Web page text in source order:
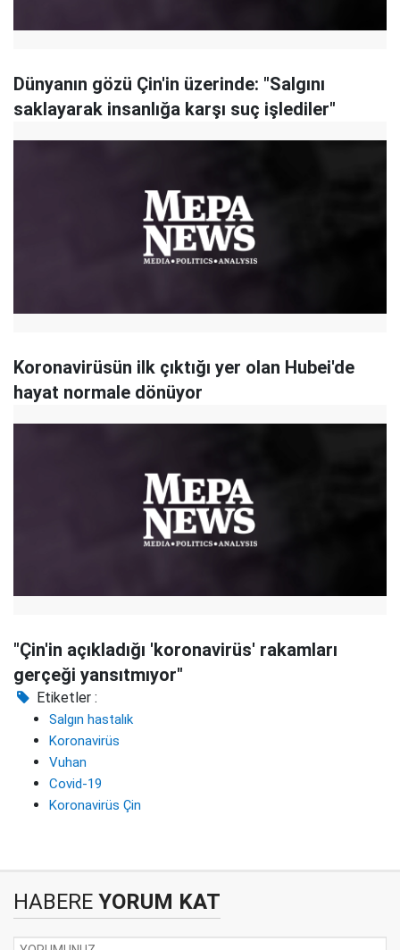
Dünyanın gözü Çin'in üzerinde: "Salgını
saklayarak insanlığa karşı suç işlediler"
Koronavirüsün ilk çıktığı yer olan Hubei'de
hayat normale dönüyor
"Çin'in açıkladığı 'koronavirüs' rakamları
gerçeği yansıtmıyor"
Etiketler :
Salgın hastalık
Koronavirüs
Vuhan
Covid-19
Koronavirüs Çin
HABERE YORUM KAT